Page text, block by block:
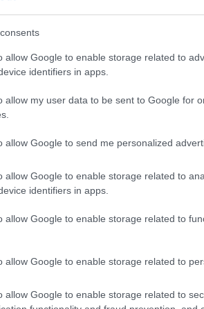
allow Google to enable storage related to
identifiers in apps.
allow my user data to be sent to Google for
allow Google to send me personalized
allow Google to enable storage related to
identifiers in apps.
allow Google to enable storage related to
allow Google to enable storage related to
allow Google to enable storage related to
klasická izolácia
v mrazoch zlyháva
to vyriešiť raz a navždy
ho na
na miesta, na ktoré